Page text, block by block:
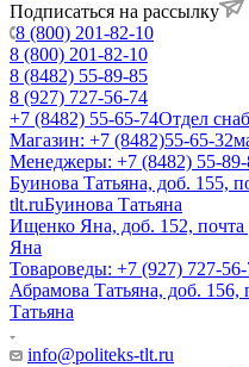
Подписаться на рассылку
8 (800) 201-82-10
8 (800) 201-82-10
8 (8482) 55-89-85
8 (927) 727-56-74
+7 (8482) 55-65-74Отдел
Магазин: +7 (8482)55-65-32
Менеджеры: +7 (8482) 55-89-
Буинова Татьяна, доб. 155,
tlt.ruБуинова Татьяна
Ищенко Яна, доб. 152, почта
Яна
Товароведы: +7 (927) 727-
Абрамова Татьяна, доб. 156,
Татьяна
info@politeks-tlt.ru